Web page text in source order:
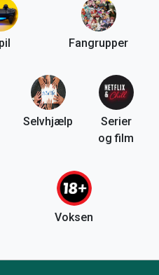
Fangrupper
Selvhjælp
Serier
og film
Voksen